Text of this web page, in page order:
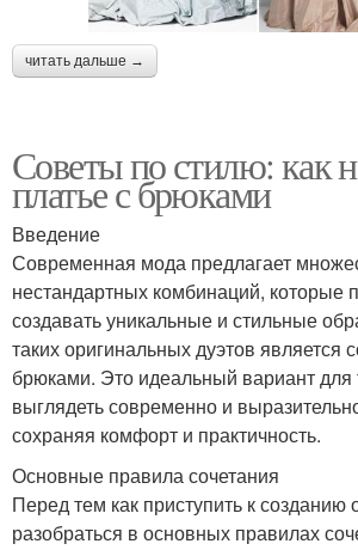
читать дальше →
Советы по стилю: как
платье с брюками
Введение
Современная мода предлагает
нестандартных комбинаций, которые
создавать уникальные и стильные
таких оригинальных дуэтов является
брюками. Это идеальный вариант для
выглядеть современно и
сохраняя комфорт и практичность.
Основные правила сочетания
Перед тем как приступить к созданию
разобраться в основных правилах